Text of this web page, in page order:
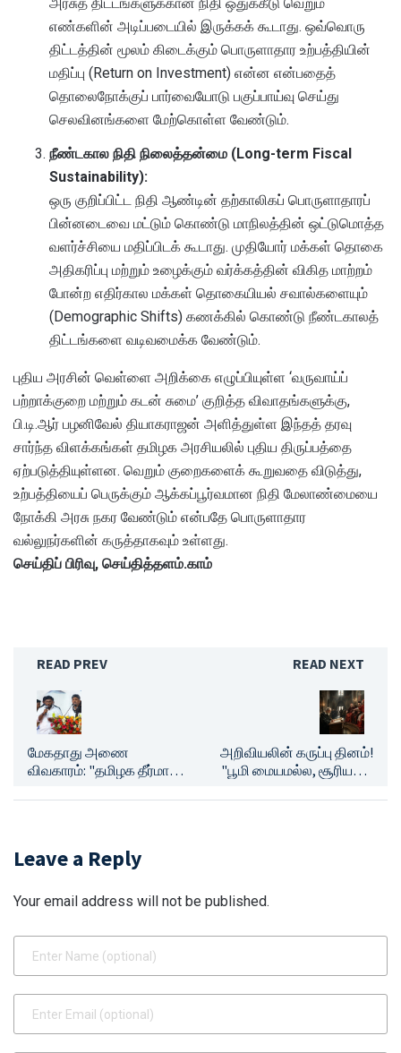
அரசுத் திட்டங்களுக்கான நிதி ஒதுக்கீடு வெறும்
எண்களின் அடிப்படையில் இருக்கக் கூடாது. ஒவ்வொரு
திட்டத்தின் மூலம் கிடைக்கும் பொருளாதார உற்பத்தியின்
மதிப்பு (Return on Investment) என்ன என்பதைத்
தொலைநோக்குப் பார்வையோடு பகுப்பாய்வு செய்து
செலவினங்களை மேற்கொள்ள வேண்டும்.
நீண்டகால நிதி நிலைத்தன்மை (Long-term Fiscal
Sustainability):
ஒரு குறிப்பிட்ட நிதி ஆண்டின் தற்காலிகப் பொருளாதாரப்
பின்னடைவை மட்டும் கொண்டு மாநிலத்தின் ஒட்டுமொத்த
வளர்ச்சியை மதிப்பிடக் கூடாது. முதியோர் மக்கள் தொகை
அதிகரிப்பு மற்றும் உழைக்கும் வர்க்கத்தின் விகித மாற்றம்
போன்ற எதிர்கால மக்கள் தொகையியல் சவால்களையும்
(Demographic Shifts) கணக்கில் கொண்டு நீண்டகாலத்
திட்டங்களை வடிவமைக்க வேண்டும்.
புதிய அரசின் வெள்ளை அறிக்கை எழுப்பியுள்ள ‘வருவாய்ப்
பற்றாக்குறை மற்றும் கடன் சுமை’ குறித்த விவாதங்களுக்கு,
பி.டி.ஆர் பழனிவேல் தியாகராஜன் அளித்துள்ள இந்தத் தரவு
சார்ந்த விளக்கங்கள் தமிழக அரசியலில் புதிய திருப்பத்தை
ஏற்படுத்தியுள்ளன. வெறும் குறைகளைக் கூறுவதை விடுத்து,
உற்பத்தியைப் பெருக்கும் ஆக்கப்பூர்வமான நிதி மேலாண்மையை
நோக்கி அரசு நகர வேண்டும் என்பதே பொருளாதார
வல்லுநர்களின் கருத்தாகவும் உள்ளது.
செய்திப் பிரிவு, செய்தித்தளம்.காம்
READ PREV
மேகதாது அணை
விவகாரம்: "தமிழக தீர்மான
முடிவு" - கர்நாடக துணை
READ NEXT
அறிவியலின் கருப்பு தினம்!
"பூமி மையமல்ல, சூரியனே
மிரட்டலால் கலிலியோ
Leave a Reply
Your email address will not be published.